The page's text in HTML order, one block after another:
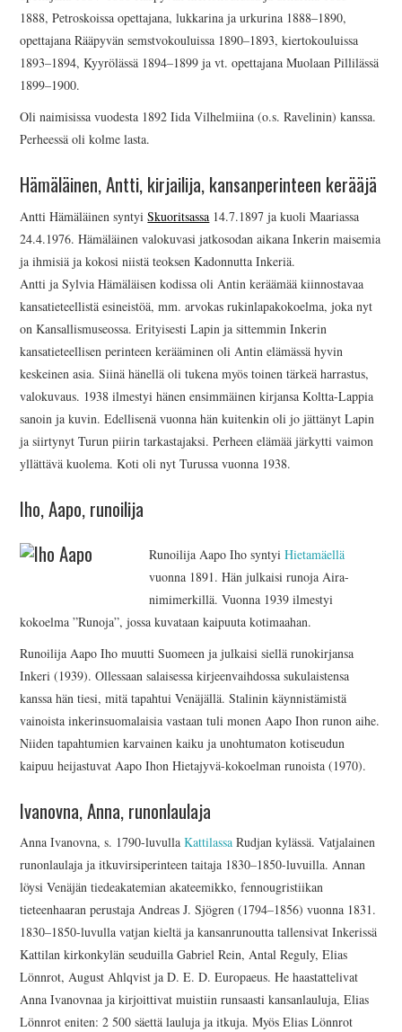
1888, Petroskoissa opettajana, lukkarina ja urkurina 1888–1890,
opettajana Rääpyvän semstvokouluissa 1890–1893, kiertokouluissa
1893–1894, Kyyrölässä 1894–1899 ja vt. opettajana Muolaan Pillilässä
1899–1900.
Oli naimisissa vuodesta 1892 Iida Vilhelmiina (o.s. Ravelinin) kanssa.
Perheessä oli kolme lasta.
Hämäläinen, Antti, kirjailija, kansanperinteen kerääjä
Antti Hämäläinen syntyi Skuoritsassa 14.7.1897 ja kuoli Maariassa
24.4.1976. Hämäläinen valokuvasi jatkosodan aikana Inkerin maisemia
ja ihmisiä ja kokosi niistä teoksen Kadonnutta Inkeriä.
Antti ja Sylvia Hämäläisen kodissa oli Antin keräämää kiinnostavaa
kansatieteellistä esineistöä, mm. arvokas rukinlapakokoelma, joka nyt
on Kansallismuseossa. Erityisesti Lapin ja sittemmin Inkerin
kansatieteellisen perinteen kerääminen oli Antin elämässä hyvin
keskeinen asia. Siinä hänellä oli tukena myös toinen tärkeä harrastus,
valokuvaus. 1938 ilmestyi hänen ensimmäinen kirjansa Koltta-Lappia
sanoin ja kuvin. Edellisenä vuonna hän kuitenkin oli jo jättänyt Lapin
ja siirtynyt Turun piirin tarkastajaksi. Perheen elämää järkytti vaimon
yllättävä kuolema. Koti oli nyt Turussa vuonna 1938.
Iho, Aapo, runoilija
Runoilija Aapo Iho syntyiHietamäellä
vuonna 1891. Hän julkaisi runoja Aira-
nimimerkillä. Vuonna 1939 ilmestyi
kokoelma ”Runoja”, jossa kuvataan kaipuuta kotimaahan.
Runoilija Aapo Iho muutti Suomeen ja julkaisi siellä runokirjansa
Inkeri (1939). Ollessaan salaisessa kirjeenvaihdossa sukulaistensa
kanssa hän tiesi, mitä tapahtui Venäjällä. Stalinin käynnistämistä
vainoista inkerinsuomalaisia vastaan tuli monen Aapo Ihon runon aihe.
Niiden tapahtumien karvainen kaiku ja unohtumaton kotiseudun
kaipuu heijastuvat Aapo Ihon Hietajyvä-kokoelman runoista (1970).
Ivanovna, Anna, runonlaulaja
Anna Ivanovna, s. 1790-luvullaKattilassa Rudjan kylässä. Vatjalainen
runonlaulaja ja itkuvirsiperinteen taitaja 1830–1850-luvuilla. Annan
löysi Venäjän tiedeakatemian akateemikko, fennougristiikan
tieteenhaaran perustaja Andreas J. Sjögren (1794–1856) vuonna 1831.
1830–1850-luvulla vatjan kieltä ja kansanrunoutta tallensivat Inkerissä
Kattilan kirkonkylän seuduilla Gabriel Rein, Antal Reguly, Elias
Lönnrot, August Ahlqvist ja D. E. D. Europaeus. He haastattelivat
Anna Ivanovnaa ja kirjoittivat muistiin runsaasti kansanlauluja, Elias
Lönnrot eniten: 2 500 säettä lauluja ja itkuja. Myös Elias Lönnrot